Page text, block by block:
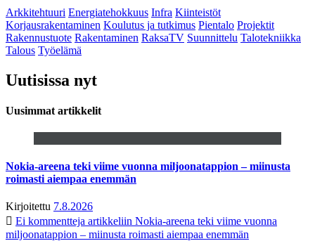
Arkkitehtuuri Energiatehokkuus Infra Kiinteistöt
Korjausrakentaminen Koulutus ja tutkimus Pientalo Projektit
Rakennustuote Rakentaminen RaksaTV Suunnittelu Talotekniikka
Talous Työelämä
Uutisissa nyt
Uusimmat artikkelit
Nokia-areena teki viime vuonna miljoonatappion – miinusta
roimasti aiempaa enemmän
Kirjoitettu 7.8.2026
Ei kommentteja artikkeliin Nokia-areena teki viime vuonna
miljoonatappion – miinusta roimasti aiempaa enemmän